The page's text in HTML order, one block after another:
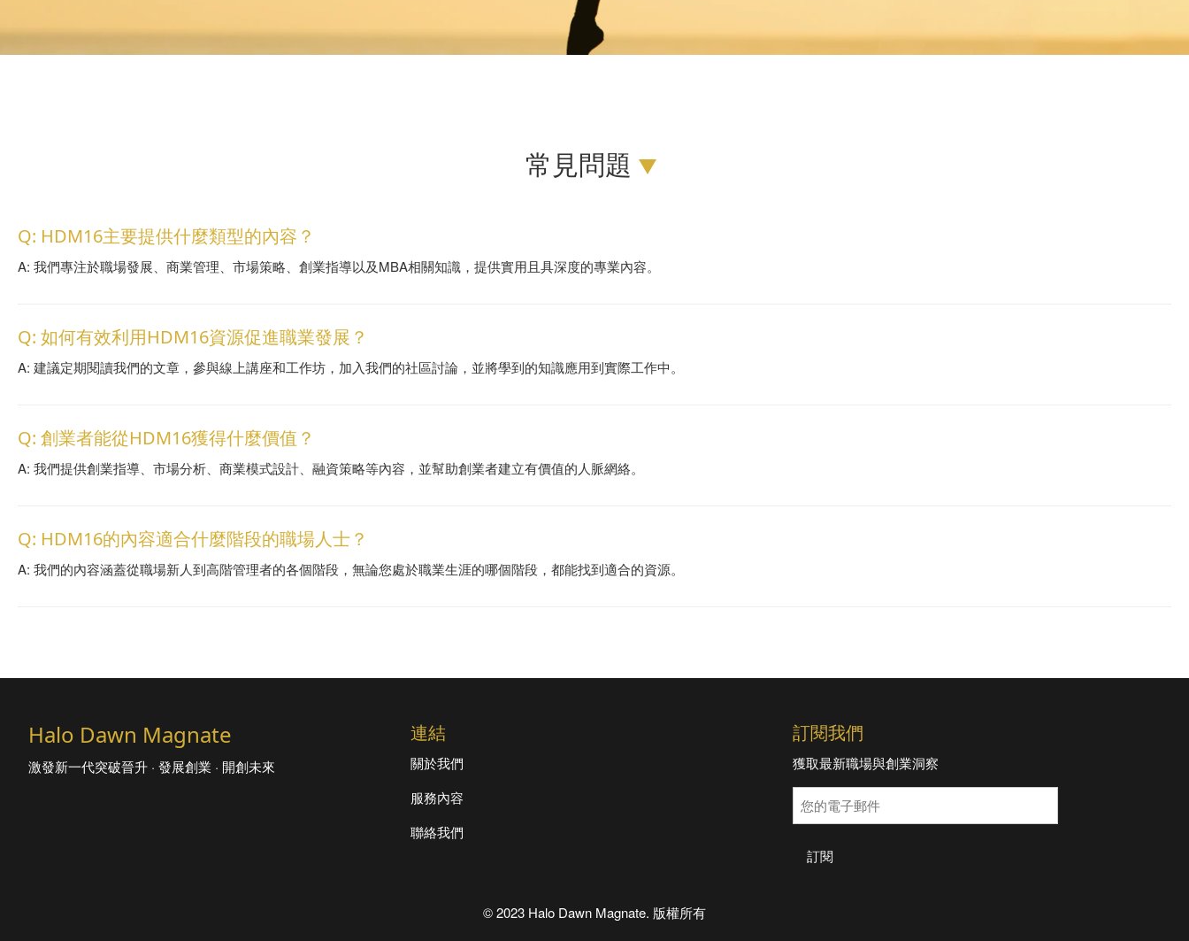
常見問題
Q: HDM16主要提供什麼類型的內容？
A: 我們專注於職場發展、商業管理、市場策略、創業指導以及MBA相關知識，提供實用且具深度的專業內容。
Q: 如何有效利用HDM16資源促進職業發展？
A: 建議定期閱讀我們的文章，參與線上講座和工作坊，加入我們的社區討論，並將學到的知識應用到實際工作中。
Q: 創業者能從HDM16獲得什麼價值？
A: 我們提供創業指導、市場分析、商業模式設計、融資策略等內容，並幫助創業者建立有價值的人脈網絡。
Q: HDM16的內容適合什麼階段的職場人士？
A: 我們的內容涵蓋從職場新人到高階管理者的各個階段，無論您處於職業生涯的哪個階段，都能找到適合的資源。
Halo Dawn Magnate
激發新一代突破晉升 · 發展創業 · 開創未來
連結
關於我們
服務內容
聯絡我們
訂閱我們
獲取最新職場與創業洞察
訂閱
© 2023 Halo Dawn Magnate. 版權所有